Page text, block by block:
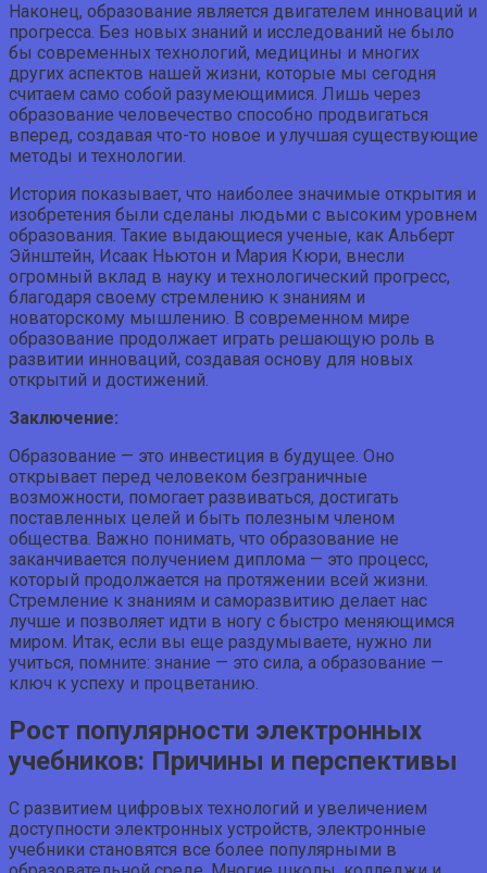
Наконец, образование является двигателем инноваций и
прогресса. Без новых знаний и исследований не было
бы современных технологий, медицины и многих
других аспектов нашей жизни, которые мы сегодня
считаем само собой разумеющимися. Лишь через
образование человечество способно продвигаться
вперед, создавая что-то новое и улучшая существующие
методы и технологии.
История показывает, что наиболее значимые открытия и
изобретения были сделаны людьми с высоким уровнем
образования. Такие выдающиеся ученые, как Альберт
Эйнштейн, Исаак Ньютон и Мария Кюри, внесли
огромный вклад в науку и технологический прогресс,
благодаря своему стремлению к знаниям и
новаторскому мышлению. В современном мире
образование продолжает играть решающую роль в
развитии инноваций, создавая основу для новых
открытий и достижений.
Заключение:
Образование — это инвестиция в будущее. Оно
открывает перед человеком безграничные
возможности, помогает развиваться, достигать
поставленных целей и быть полезным членом
общества. Важно понимать, что образование не
заканчивается получением диплома — это процесс,
который продолжается на протяжении всей жизни.
Стремление к знаниям и саморазвитию делает нас
лучше и позволяет идти в ногу с быстро меняющимся
миром. Итак, если вы еще раздумываете, нужно ли
учиться, помните: знание — это сила, а образование —
ключ к успеху и процветанию.
Рост популярности электронных
учебников: Причины и перспективы
С развитием цифровых технологий и увеличением
доступности электронных устройств, электронные
учебники становятся все более популярными в